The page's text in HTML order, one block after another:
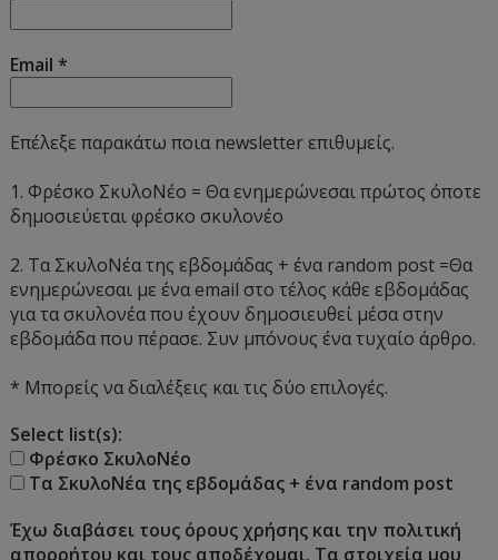
Email*
Επέλεξε παρακάτω ποια newsletter επιθυμείς.
1. Φρέσκο ΣκυλοΝέο = Θα ενημερώνεσαι πρώτος όποτε
δημοσιεύεται φρέσκο σκυλονέο
2. Τα ΣκυλοΝέα της εβδομάδας + ένα random post =Θα
ενημερώνεσαι με ένα email στο τέλος κάθε εβδομάδας
για τα σκυλονέα που έχουν δημοσιευθεί μέσα στην
εβδομάδα που πέρασε. Συν μπόνους ένα τυχαίο άρθρο.
* Μπορείς να διαλέξεις και τις δύο επιλογές.
Select list(s):
Φρέσκο ΣκυλοΝέο
Τα ΣκυλοΝέα της εβδομάδας + ένα random post
Έχω διαβάσει τους όρους χρήσης και την πολιτική
απορρήτου και τους αποδέχομαι. Τα στοιχεία μου